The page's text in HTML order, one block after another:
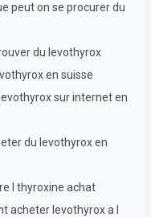
peut on se procurer du
du levothyrox
en suisse
sur internet en
du levothyrox en
l thyroxine achat
acheter levothyrox a l